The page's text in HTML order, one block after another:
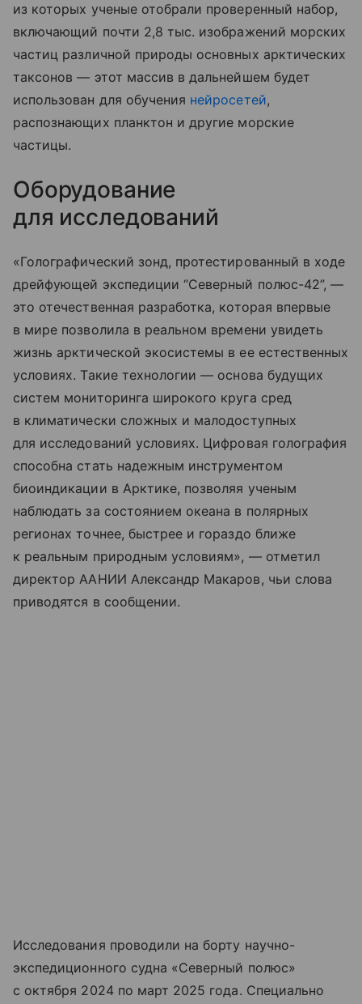
из которых ученые отобрали проверенный набор,
включающий почти 2,8 тыс. изображений морских
частиц различной природы основных арктических
таксонов — этот массив в дальнейшем будет
использован для обучения нейросетей,
распознающих планктон и другие морские
частицы.
Оборудование
для исследований
«Голографический зонд, протестированный в ходе
дрейфующей экспедиции “Северный полюс-42”, —
это отечественная разработка, которая впервые
в мире позволила в реальном времени увидеть
жизнь арктической экосистемы в ее естественных
условиях. Такие технологии — основа будущих
систем мониторинга широкого круга сред
в климатически сложных и малодоступных
для исследований условиях. Цифровая голография
способна стать надежным инструментом
биоиндикации в Арктике, позволяя ученым
наблюдать за состоянием океана в полярных
регионах точнее, быстрее и гораздо ближе
к реальным природным условиям», — отметил
директор ААНИИ Александр Макаров, чьи слова
приводятся в сообщении.
Исследования проводили на борту научно-
экспедиционного судна «Северный полюс»
с октября 2024 по март 2025 года. Специально